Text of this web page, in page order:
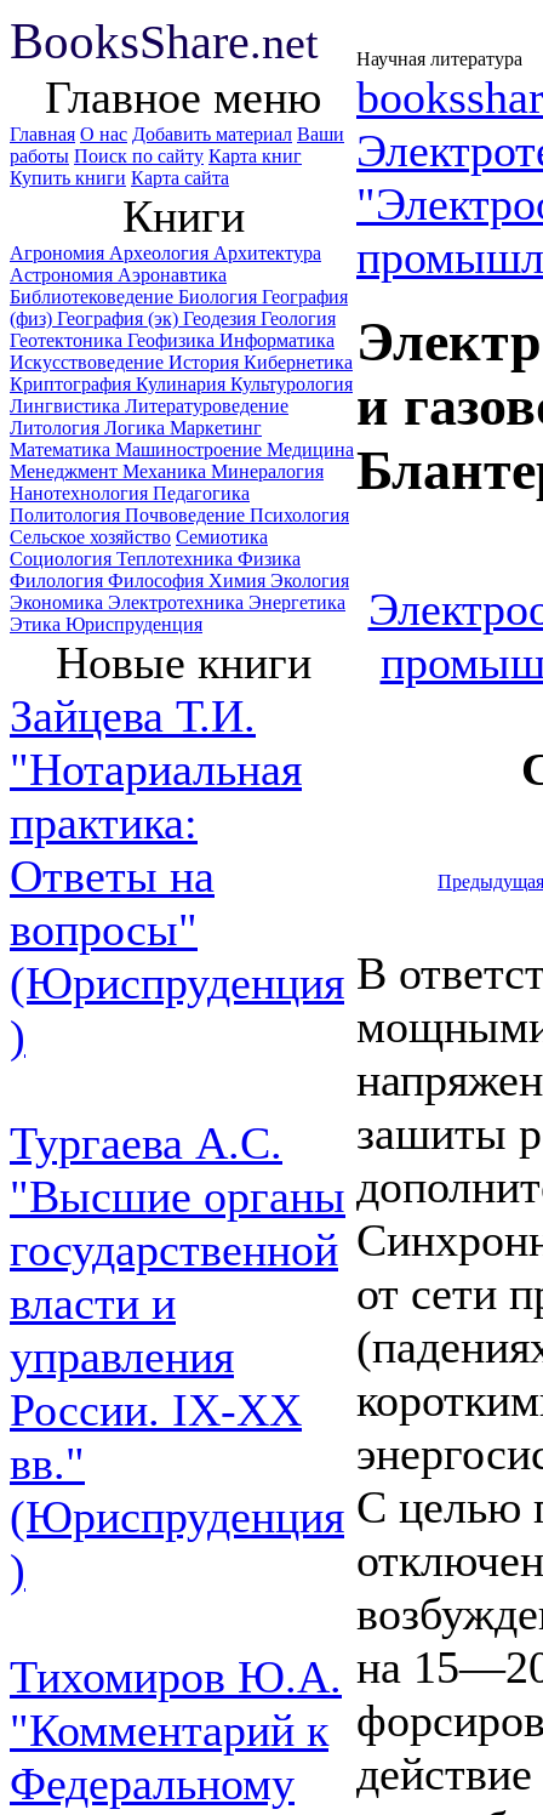
BooksShare.net Научная литература
Главное меню
Главная О нас Добавить материал Ваши
работы Поиск по сайту Карта книг
Купить книги Карта сайта
Книги
Агрономия Археология Архитектура
Астрономия Аэронавтика
Библиотековедение Биология География
(физ) География (эк) Геодезия Геология
Геотектоника Геофизика Информатика
Искусствоведение История Кибернетика
Криптография Кулинария Культурология
Лингвистика Литературоведение
Литология Логика Маркетинг
Математика Машиностроение Медицина
Менеджмент Механика Минералогия
Нанотехнология Педагогика
Политология Почвоведение Психология
Сельское хозяйство Семиотика
Социология Теплотехника Физика
Филология Философия Химия Экология
Экономика Электротехника Энергетика
Этика Юриспруденция
Новые книги
Зайцева Т.И.
"Нотариальная
практика:
Ответы на
вопросы"
(Юриспруденция
)
Тургаева А.С.
"Высшие органы
государственной
власти и
управления
России. IХ-ХХ
вв."
(Юриспруденция
)
Тихомиров Ю.А.
"Комментарий к
Федеральному
и
Предыдущая
В
мощными
зашиты
от сети
С целью
на